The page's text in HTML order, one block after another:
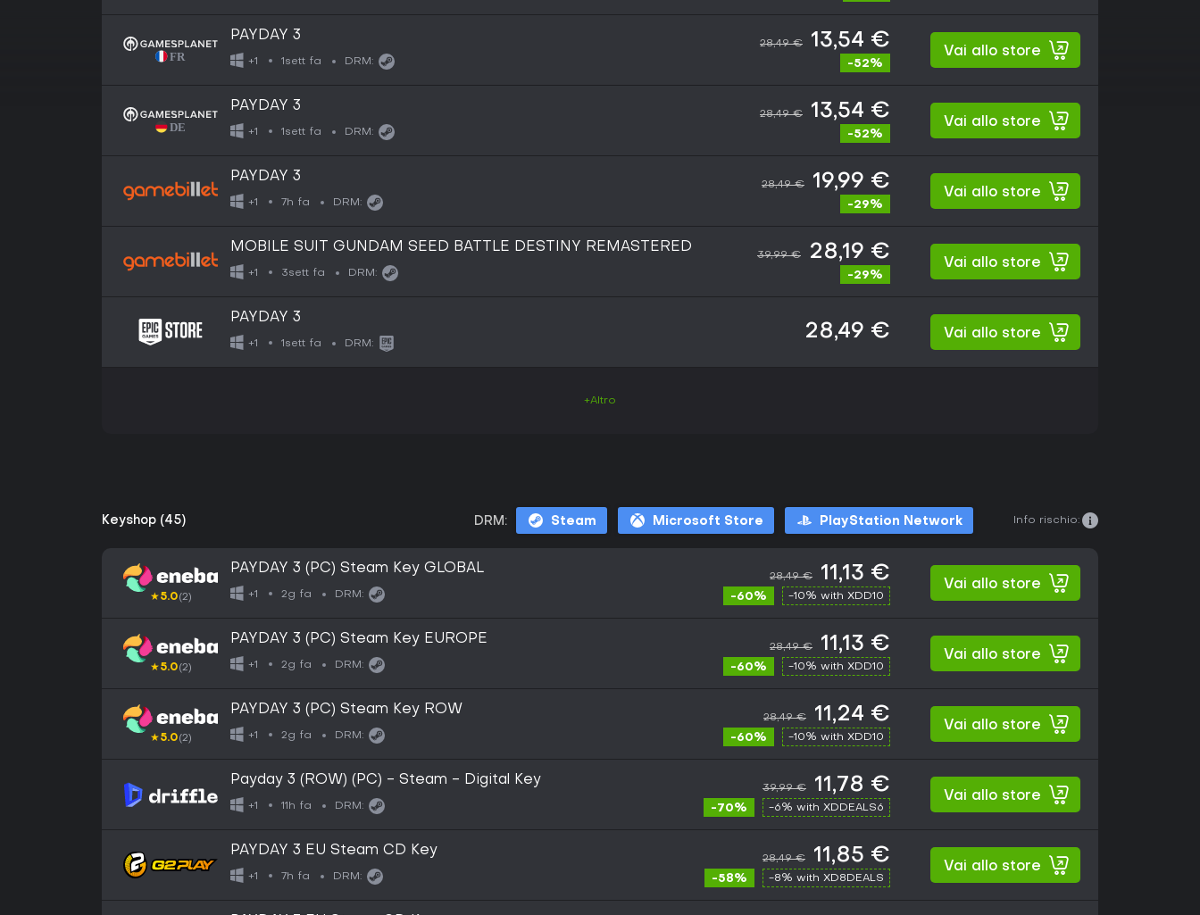
PAYDAY 3
+1 1sett fa DRM:
28,49 € 13,54 €
-52%
Vai allo store
PAYDAY 3
+1 1sett fa DRM:
28,49 € 13,54 €
-52%
Vai allo store
PAYDAY 3
+1 7h fa DRM:
28,49 € 19,99 €
-29%
Vai allo store
MOBILE SUIT GUNDAM SEED BATTLE DESTINY REMASTERED
+1 3sett fa DRM:
39,99 € 28,19 €
-29%
Vai allo store
PAYDAY 3
+1 1sett fa DRM:
28,49 € Vai allo store
+Altro
Keyshop (45) DRM: Steam Microsoft Store PlayStation Network Info rischio:
★5.0(2)
PAYDAY 3 (PC) Steam Key GLOBAL
+1 2g fa DRM:
28,49 € 11,13 €
-60% -10% with XDD10
Vai allo store
★5.0(2)
PAYDAY 3 (PC) Steam Key EUROPE
+1 2g fa DRM:
28,49 € 11,13 €
-60% -10% with XDD10
Vai allo store
★5.0(2)
PAYDAY 3 (PC) Steam Key ROW
+1 2g fa DRM:
28,49 € 11,24 €
-60% -10% with XDD10
Vai allo store
Payday 3 (ROW) (PC) - Steam - Digital Key
+1 11h fa DRM:
39,99 € 11,78 €
-70% -6% with XDDEALS6
Vai allo store
PAYDAY 3 EU Steam CD Key
+1 7h fa DRM:
28,49 € 11,85 €
-58% -8% with XD8DEALS
Vai allo store